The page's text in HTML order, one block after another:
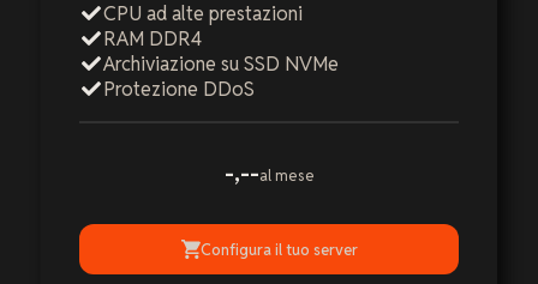
CPU ad alte prestazioni
RAM DDR4
Archiviazione su SSD NVMe
Protezione DDoS
-,--al mese
Configura il tuo server